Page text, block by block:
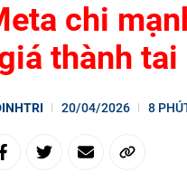
chi
thành
20/04/2026 8